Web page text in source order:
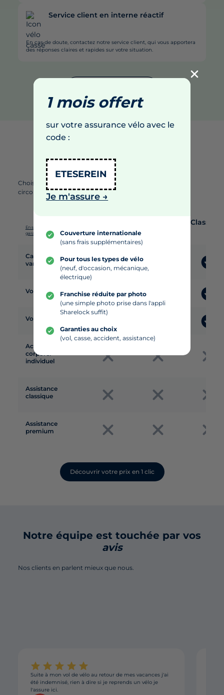
1 mois offert
sur votre assurance vélo avec le
code :
ETESEREIN
Je m'assure →
Couverture internationale
(sans frais supplémentaires)
Pour tous les types de vélo
(neuf, d'occasion, mécanique,
électrique)
Franchise réduite par photo
(une simple photo prise dans l'appli
Sharelock suffit)
Garanties au choix
(vol, casse, accident, assistance)
Service client en interne réactif
En cas de doute, contactez notre service client, qui vous apportera
des réponses claires et rapides sur votre situation.
d'assurance
Choisissez la vôtre pour rouler protégé en toutes
circonstances.
En savoir plus sur les
garanties vélo
(nouveau)
Casse et
vandalisme
Vol total
Vol partiel
Accident
corporel
individuel
Assistance
classique
Assistance
premium
Découvrir votre prix en 1 clic
Notre équipe est touchée par vos
avis
Nos clients en parlent mieux que nous.
Suite à mon vol de vélo au retour de mes vacances j'ai
été indemnisé, rien à dire si je reprends un vélo je
l'assure ici.